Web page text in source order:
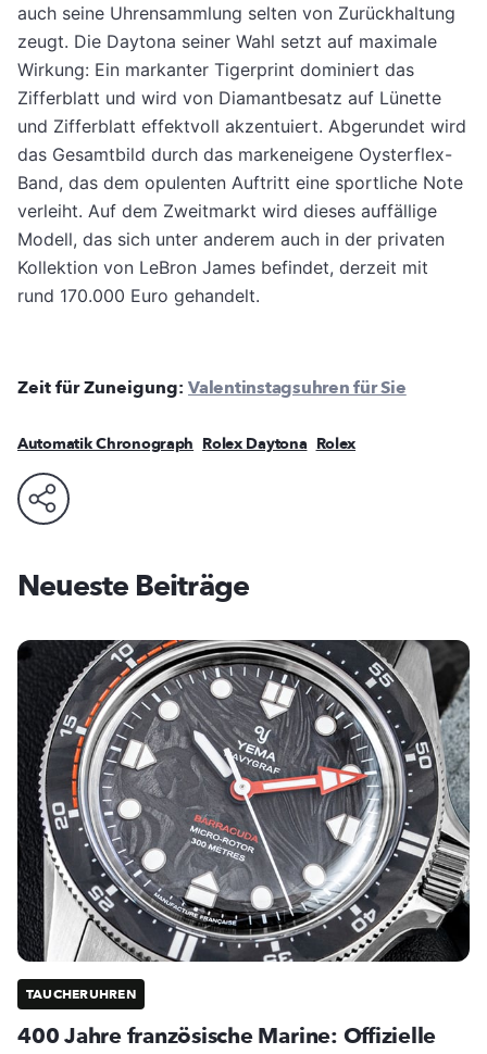
auch seine Uhrensammlung selten von Zurückhaltung
zeugt. Die Daytona seiner Wahl setzt auf maximale
Wirkung: Ein markanter Tigerprint dominiert das
Zifferblatt und wird von Diamantbesatz auf Lünette
und Zifferblatt effektvoll akzentuiert. Abgerundet wird
das Gesamtbild durch das markeneigene Oysterflex-
Band, das dem opulenten Auftritt eine sportliche Note
verleiht. Auf dem Zweitmarkt wird dieses auffällige
Modell, das sich unter anderem auch in der privaten
Kollektion von LeBron James befindet, derzeit mit
rund 170.000 Euro gehandelt.
Zeit für Zuneigung: Valentinstagsuhren für Sie
Automatik Chronograph Rolex Daytona Rolex
Neueste Beiträge
TAUCHERUHREN
400 Jahre französische Marine: Offizielle